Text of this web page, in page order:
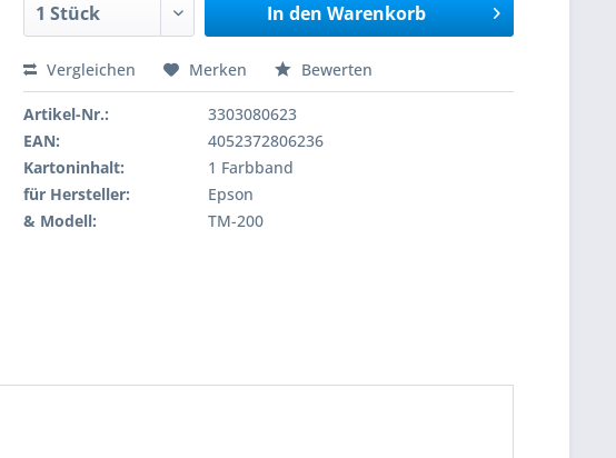
In den Warenkorb
Vergleichen Merken Bewerten
Artikel-Nr.:
3303080623
EAN:
4052372806236
Kartoninhalt:
1 Farbband
für Hersteller:
Epson
& Modell:
TM-200